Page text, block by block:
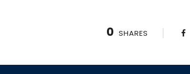
0 SHARES